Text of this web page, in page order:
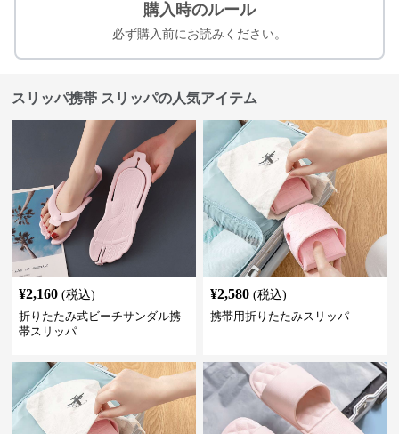
購入時のルール
必ず購入前にお読みください。
スリッパ携帯 スリッパの人気アイテム
¥2,160 (税込)
折りたたみ式ビーチサンダル携
帯スリッパ
¥2,580 (税込)
携帯用折りたたみスリッパ